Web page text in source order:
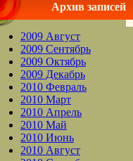
Архив записей
2009 Август
2009 Сентябрь
2009 Октябрь
2009 Декабрь
2010 Февраль
2010 Март
2010 Апрель
2010 Май
2010 Июнь
2010 Август